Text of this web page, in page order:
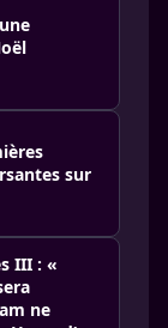
sur
III : «
ne